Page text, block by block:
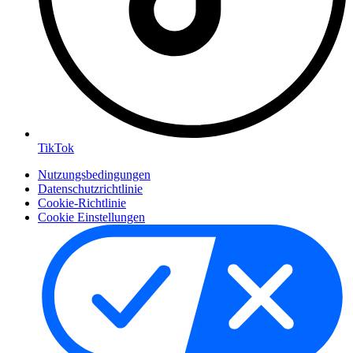
TikTok
Nutzungsbedingungen
Datenschutzrichtlinie
Cookie-Richtlinie
Cookie Einstellungen